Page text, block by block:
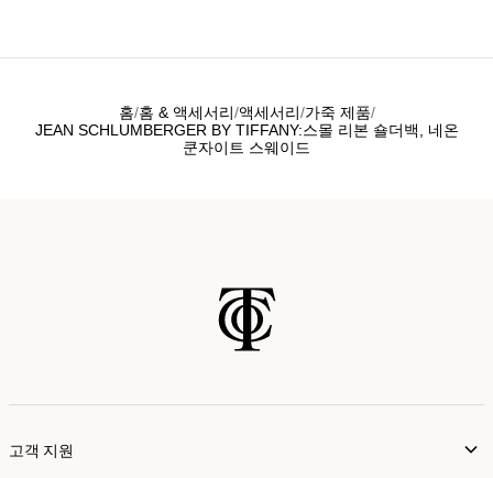
홈 홈 & 액세서리 액세서리 가죽 제품
JEAN SCHLUMBERGER BY TIFFANY:스몰 리본 숄더백, 네온
쿤자이트 스웨이드
고객 지원